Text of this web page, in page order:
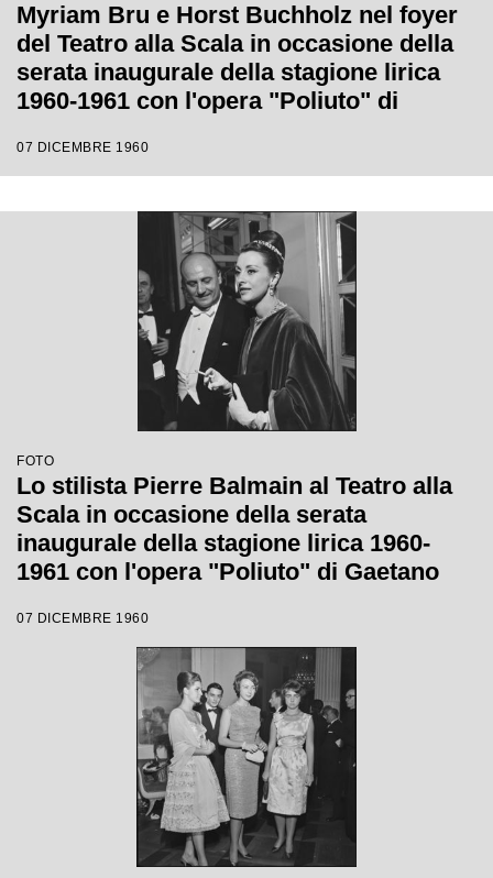
Myriam Bru e Horst Buchholz nel foyer
del Teatro alla Scala in occasione della
serata inaugurale della stagione lirica
1960-1961 con l'opera "Poliuto" di
Votto con la regia di Herbert Graf
07 DICEMBRE 1960
FOTO
Lo stilista Pierre Balmain al Teatro alla
Scala in occasione della serata
inaugurale della stagione lirica 1960-
1961 con l'opera "Poliuto" di Gaetano
la regia di Herbert Graf
07 DICEMBRE 1960